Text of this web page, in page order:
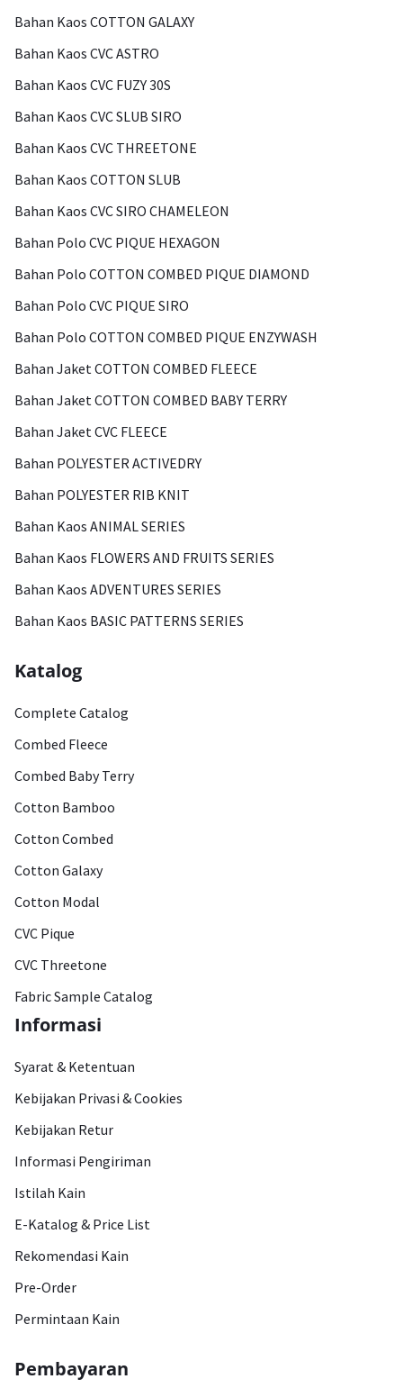
Bahan Kaos COTTON GALAXY
Bahan Kaos CVC ASTRO
Bahan Kaos CVC FUZY 30S
Bahan Kaos CVC SLUB SIRO
Bahan Kaos CVC THREETONE
Bahan Kaos COTTON SLUB
Bahan Kaos CVC SIRO CHAMELEON
Bahan Polo CVC PIQUE HEXAGON
Bahan Polo COTTON COMBED PIQUE DIAMOND
Bahan Polo CVC PIQUE SIRO
Bahan Polo COTTON COMBED PIQUE ENZYWASH
Bahan Jaket COTTON COMBED FLEECE
Bahan Jaket COTTON COMBED BABY TERRY
Bahan Jaket CVC FLEECE
Bahan POLYESTER ACTIVEDRY
Bahan POLYESTER RIB KNIT
Bahan Kaos ANIMAL SERIES
Bahan Kaos FLOWERS AND FRUITS SERIES
Bahan Kaos ADVENTURES SERIES
Bahan Kaos BASIC PATTERNS SERIES
Katalog
Complete Catalog
Combed Fleece
Combed Baby Terry
Cotton Bamboo
Cotton Combed
Cotton Galaxy
Cotton Modal
CVC Pique
CVC Threetone
Fabric Sample Catalog
Informasi
Syarat & Ketentuan
Kebijakan Privasi & Cookies
Kebijakan Retur
Informasi Pengiriman
Istilah Kain
E-Katalog & Price List
Rekomendasi Kain
Pre-Order
Permintaan Kain
Pembayaran